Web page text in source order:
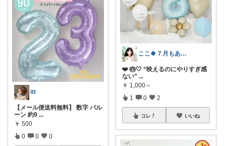
itt
【メール便送料無料】 数字 バル
ーン 約9 ...
￥ 500
0 0 0
ここ🍀７月もありがとう🍀
❤️ 🎂🤍 “映えるのにやりすぎ感
ない” ...
￥ 1,000～
1 0 2
コレ いいね